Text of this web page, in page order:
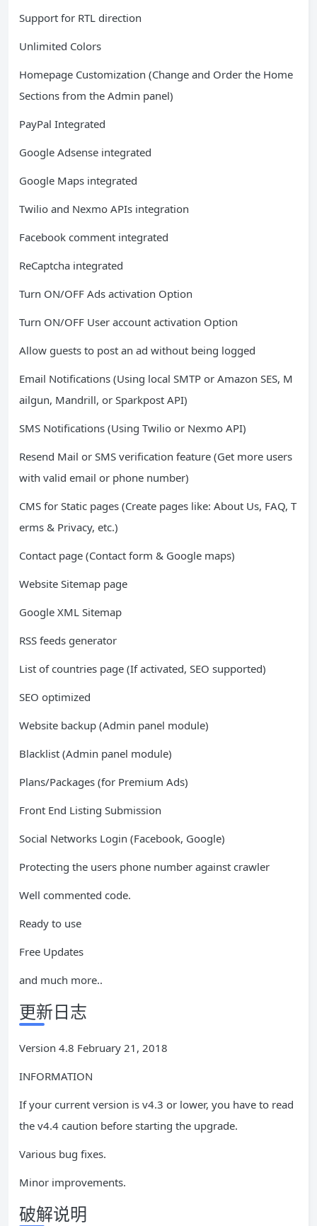
Support for RTL direction
Unlimited Colors
Homepage Customization (Change and Order the Home
Sections from the Admin panel)
PayPal Integrated
Google Adsense integrated
Google Maps integrated
Twilio and Nexmo APIs integration
Facebook comment integrated
ReCaptcha integrated
Turn ON/OFF Ads activation Option
Turn ON/OFF User account activation Option
Allow guests to post an ad without being logged
Email Notifications (Using local SMTP or Amazon SES, M
ailgun, Mandrill, or Sparkpost API)
SMS Notifications (Using Twilio or Nexmo API)
Resend Mail or SMS verification feature (Get more users
with valid email or phone number)
CMS for Static pages (Create pages like: About Us, FAQ, T
erms & Privacy, etc.)
Contact page (Contact form & Google maps)
Website Sitemap page
Google XML Sitemap
RSS feeds generator
List of countries page (If activated, SEO supported)
SEO optimized
Website backup (Admin panel module)
Blacklist (Admin panel module)
Plans/Packages (for Premium Ads)
Front End Listing Submission
Social Networks Login (Facebook, Google)
Protecting the users phone number against crawler
Well commented code.
Ready to use
Free Updates
and much more..
更新日志
Version 4.8 February 21, 2018
INFORMATION
If your current version is v4.3 or lower, you have to read
the v4.4 caution before starting the upgrade.
Various bug fixes.
Minor improvements.
破解说明